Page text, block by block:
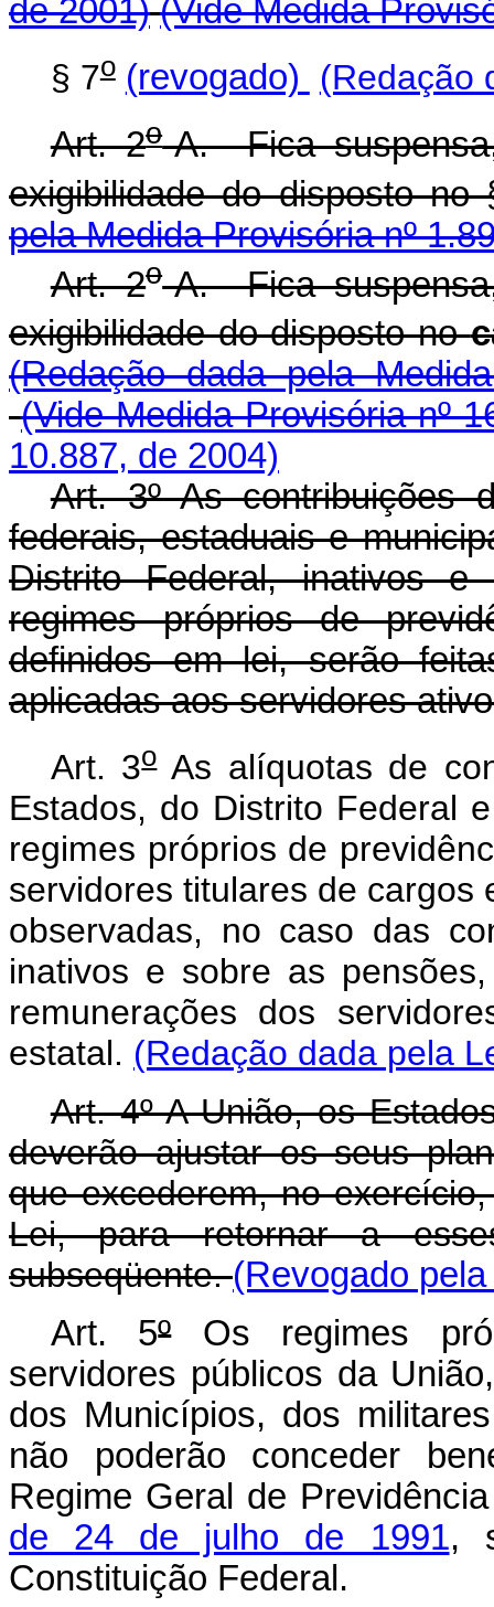
de 2001) (Vide Medida
§ 7o (revogado)
(Redação
Art. 2o-A. Fica
exigibilidade do disposto no
pela Medida Provisória nº
Art. 2o-A. Fica
exigibilidade do disposto no
(Redação dada pela
(Vide Medida Provisória nº
10.887, de 2004)
Art. 3º As contribuições
federais, estaduais e
Distrito Federal, inativos e
regimes próprios de
definidos em lei, serão
aplicadas aos servidores
Art. 3oAs alíquotas de
Estados, do Distrito Federal
regimes próprios de
servidores titulares de cargos
observadas, no caso das
inativos e sobre as
remunerações dos
estatal. (Redação dada pela
Art. 4º A União, os
deverão ajustar os seus
que excederem, no
Lei, para retornar a
subseqüente.(Revogado
Art. 5ºOs regimes
servidores públicos da
dos Municípios, dos
não poderão conceder
Regime Geral de
de 24 de julho de 1991,
Constituição Federal.